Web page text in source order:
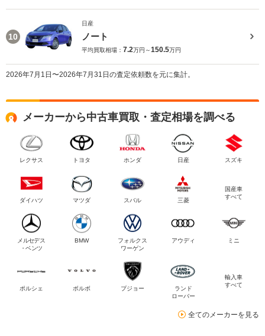
10
日産
ノート
平均買取相場： 7.2万円～150.5万円
2026年7月1日〜2026年7月31日の査定依頼数を元に集計。
メーカーから中古車買取・査定相場を調べる
レクサス トヨタ ホンダ 日産 スズキ
ダイハツ マツダ スバル 三菱
国産車
すべて
メルセデス
・ベンツ
BMW
フォルクス
ワーゲン
アウディ ミニ
ポルシェ ボルボ プジョー
ランド
ローバー
輸入車
すべて
全てのメーカーを見る